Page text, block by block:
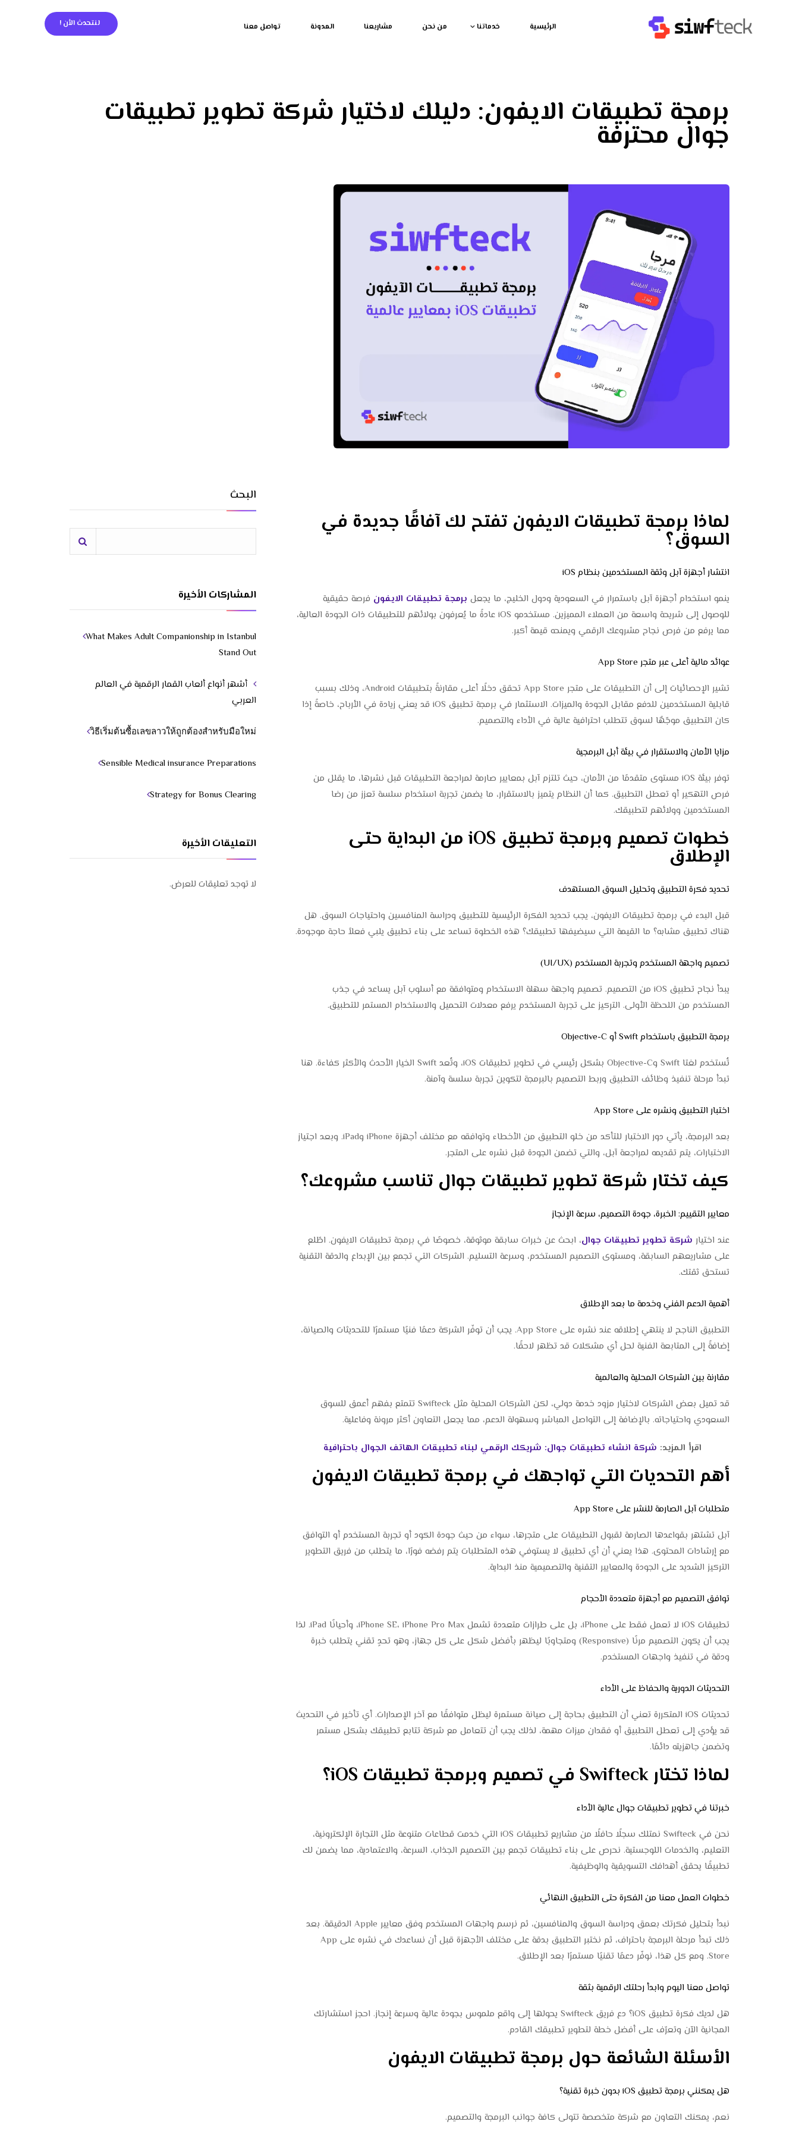
الرئيسية خدماتنا من نحن مشاريعنا المدونة تواصل معنا لنتحدث الأن !
برمجة تطبيقات الايفون: دليلك لاختيار شركة تطوير تطبيقات
جوال محترفة
لماذا برمجة تطبيقات الايفون تفتح لك آفاقًا جديدة في
السوق؟
انتشار أجهزة آبل وثقة المستخدمين بنظام iOS
ينمو استخدام أجهزة آبل باستمرار في السعودية ودول الخليج، ما يجعل برمجة تطبيقات الايفون فرصة حقيقية
للوصول إلى شريحة واسعة من العملاء المميزين. مستخدمو iOS عادةً ما يُعرفون بولائهم للتطبيقات ذات الجودة العالية،
مما يرفع من فرص نجاح مشروعك الرقمي ويمنحه قيمة أكبر.
عوائد مالية أعلى عبر متجر App Store
تشير الإحصائيات إلى أن التطبيقات على متجر App Store تحقق دخلًا أعلى مقارنةً بتطبيقات Android، وذلك بسبب
قابلية المستخدمين للدفع مقابل الجودة والميزات. الاستثمار في برمجة تطبيق iOS قد يعني زيادة في الأرباح، خاصةً إذا
كان التطبيق موجّهًا لسوق تتطلب احترافية عالية في الأداء والتصميم.
مزايا الأمان والاستقرار في بيئة أبل البرمجية
توفر بيئة iOS مستوى متقدمًا من الأمان، حيث تلتزم آبل بمعايير صارمة لمراجعة التطبيقات قبل نشرها، ما يقلل من
فرص التهكير أو تعطل التطبيق. كما أن النظام يتميز بالاستقرار، ما يضمن تجربة استخدام سلسة تعزز من رضا
المستخدمين وولائهم لتطبيقك.
خطوات تصميم وبرمجة تطبيق iOS من البداية حتى
الإطلاق
تحديد فكرة التطبيق وتحليل السوق المستهدف
قبل البدء في برمجة تطبيقات الايفون، يجب تحديد الفكرة الرئيسية للتطبيق ودراسة المنافسين واحتياجات السوق. هل
هناك تطبيق مشابه؟ ما القيمة التي سيضيفها تطبيقك؟ هذه الخطوة تساعد على بناء تطبيق يلبي فعلاً حاجة موجودة.
تصميم واجهة المستخدم وتجربة المستخدم (UI/UX)
يبدأ نجاح تطبيق iOS من التصميم. تصميم واجهة سهلة الاستخدام ومتوافقة مع أسلوب آبل يساعد في جذب
المستخدم من اللحظة الأولى. التركيز على تجربة المستخدم يرفع معدلات التحميل والاستخدام المستمر للتطبيق.
برمجة التطبيق باستخدام Swift أو Objective-C
تُستخدم لغتا Swift وObjective-C بشكل رئيسي في تطوير تطبيقات iOS، وتُعد Swift الخيار الأحدث والأكثر كفاءة. هنا
تبدأ مرحلة تنفيذ وظائف التطبيق وربط التصميم بالبرمجة لتكوين تجربة سلسة وآمنة.
اختبار التطبيق ونشره على App Store
بعد البرمجة، يأتي دور الاختبار للتأكد من خلو التطبيق من الأخطاء وتوافقه مع مختلف أجهزة iPhone وiPad. وبعد اجتياز
الاختبارات، يتم تقديمه لمراجعة آبل، والتي تضمن الجودة قبل نشره على المتجر.
كيف تختار شركة تطوير تطبيقات جوال تناسب مشروعك؟
معايير التقييم: الخبرة، جودة التصميم، سرعة الإنجاز
عند اختيار شركة تطوير تطبيقات جوال، ابحث عن خبرات سابقة موثوقة، خصوصًا في برمجة تطبيقات الايفون. اطّلع
على مشاريعهم السابقة، ومستوى التصميم المستخدم، وسرعة التسليم. الشركات التي تجمع بين الإبداع والدقة التقنية
تستحق ثقتك.
أهمية الدعم الفني وخدمة ما بعد الإطلاق
التطبيق الناجح لا ينتهي إطلاقه عند نشره على App Store. يجب أن توفّر الشركة دعمًا فنيًا مستمرًا للتحديثات والصيانة،
إضافةً إلى المتابعة الفنية لحل أي مشكلات قد تظهر لاحقًا.
مقارنة بين الشركات المحلية والعالمية
قد تميل بعض الشركات لاختيار مزود خدمة دولي، لكن الشركات المحلية مثل Swifteck تتمتع بفهم أعمق للسوق
السعودي واحتياجاته. بالإضافة إلى التواصل المباشر وسهولة الدعم، مما يجعل التعاون أكثر مرونة وفاعلية.
اقرأ المزيد: شركة انشاء تطبيقات جوال: شريكك الرقمي لبناء تطبيقات الهاتف الجوال باحترافية
أهم التحديات التي تواجهك في برمجة تطبيقات الايفون
متطلبات آبل الصارمة للنشر على App Store
آبل تشتهر بقواعدها الصارمة لقبول التطبيقات على متجرها، سواء من حيث جودة الكود أو تجربة المستخدم أو التوافق
مع إرشادات المحتوى. هذا يعني أن أي تطبيق لا يستوفي هذه المتطلبات يتم رفضه فورًا، ما يتطلب من فريق التطوير
التركيز الشديد على الجودة والمعايير التقنية والتصميمية منذ البداية.
توافق التصميم مع أجهزة متعددة الأحجام
تطبيقات iOS لا تعمل فقط على iPhone، بل على طرازات متعددة تشمل iPhone SE، iPhone Pro Max، وأحيانًا iPad. لذا
يجب أن يكون التصميم مرنًا (Responsive) ومتجاوبًا ليظهر بأفضل شكل على كل جهاز، وهو تحدٍ تقني يتطلب خبرة
ودقة في تنفيذ واجهات المستخدم.
التحديثات الدورية والحفاظ على الأداء
تحديثات iOS المتكررة تعني أن التطبيق بحاجة إلى صيانة مستمرة ليظل متوافقًا مع آخر الإصدارات. أي تأخير في التحديث
قد يؤدي إلى تعطل التطبيق أو فقدان ميزات مهمة، لذلك يجب أن تتعامل مع شركة تتابع تطبيقك بشكل مستمر
وتضمن جاهزيته دائمًا.
لماذا تختار Swifteck في تصميم وبرمجة تطبيقات iOS؟
خبرتنا في تطوير تطبيقات جوال عالية الأداء
نحن في Swifteck نمتلك سجلًا حافلًا من مشاريع تطبيقات iOS التي خدمت قطاعات متنوعة مثل التجارة الإلكترونية،
التعليم، والخدمات اللوجستية. نحرص على بناء تطبيقات تجمع بين التصميم الجذاب، السرعة، والاعتمادية، مما يضمن لك
تطبيقًا يحقق أهدافك التسويقية والوظيفية.
خطوات العمل معنا من الفكرة حتى التطبيق النهائي
نبدأ بتحليل فكرتك بعمق ودراسة السوق والمنافسين، ثم نرسم واجهات المستخدم وفق معايير Apple الدقيقة. بعد
ذلك تبدأ مرحلة البرمجة باحتراف، ثم نختبر التطبيق بدقة على مختلف الأجهزة قبل أن نساعدك في نشره على App
Store. ومع كل هذا، نوفّر دعمًا تقنيًا مستمرًا بعد الإطلاق.
تواصل معنا اليوم وابدأ رحلتك الرقمية بثقة
هل لديك فكرة تطبيق iOS؟ دع فريق Swifteck يحولها إلى واقع ملموس بجودة عالية وسرعة إنجاز. احجز استشارتك
المجانية الآن وتعرّف على أفضل خطة لتطوير تطبيقك القادم.
الأسئلة الشائعة حول برمجة تطبيقات الايفون
هل يمكنني برمجة تطبيق iOS بدون خبرة تقنية؟
نعم، يمكنك التعاون مع شركة متخصصة تتولى كافة جوانب البرمجة والتصميم.
البحث
المشاركات الأخيرة
What Makes Adult Companionship in Istanbul
Stand Out
أشهر أنواع ألعاب القمار الرقمية في العالم
العربي
วิธีเริ่มต้นซื้อเลขลาวให้ถูกต้องสำหรับมือใหม่
Sensible Medical insurance Preparations
Strategy for Bonus Clearing
التعليقات الأخيرة
لا توجد تعليقات للعرض.